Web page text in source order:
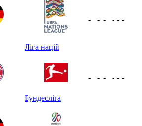
Ліга націй
- - - - - -
Бундесліга
- - - - - -